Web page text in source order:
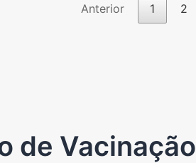
Anterior 1 2
de Vacinação